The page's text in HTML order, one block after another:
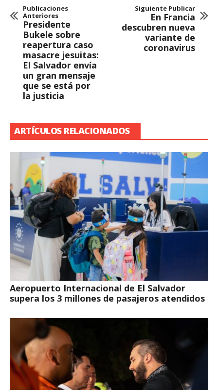
Publicaciones
Anteriores
Presidente
Bukele sobre
reapertura caso
masacre jesuitas:
El Salvador envía
un gran mensaje
que se está por
la justicia
Siguiente Publicar
En Francia
descubren nueva
variante de
coronavirus
ARTÍCULOS RELACIONADOS
Aeropuerto Internacional de El Salvador
supera los 3 millones de pasajeros atendidos